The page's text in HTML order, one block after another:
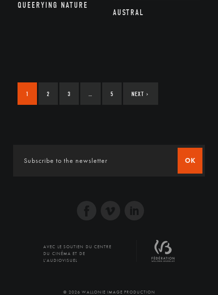
QUEERYING NATURE
AUSTRAL
1 2 3 5 NEXT ›
OK
AVEC LE SOUTIEN DU CENTRE
DU CINÉMA ET DE
L'AUDIOVISUEL
© 2026 WALLONIE IMAGE PRODUCTION